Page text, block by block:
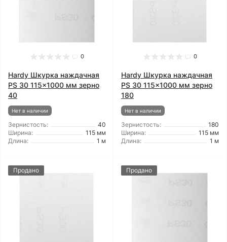
0
Hardy Шкурка наждачная
PS 30 115x1000 мм зерно
40
Нет в наличии
Зернистость:
40
Ширина:
115 мм
Длина:
1 м
0
Hardy Шкурка наждачная
PS 30 115x1000 мм зерно
180
Нет в наличии
Зернистость:
180
Ширина:
115 мм
Длина:
1 м
Продано Продано